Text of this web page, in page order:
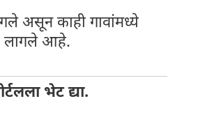
असून काही गावांमध्ये
लागले आहे.
भेट द्या.